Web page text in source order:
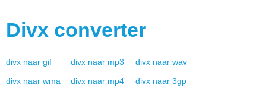
Divx converter
divx naar gif divx naar mp3 divx naar wav
divx naar wma divx naar mp4 divx naar 3gp